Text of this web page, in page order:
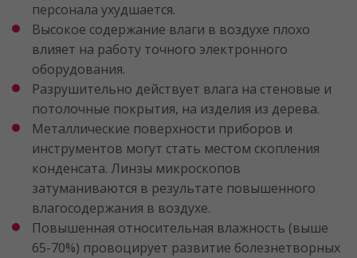
персонала ухудшается.
Высокое содержание влаги в воздухе плохо
влияет на работу точного электронного
оборудования.
Разрушительно действует влага на стеновые и
потолочные покрытия, на изделия из дерева.
Металлические поверхности приборов и
инструментов могут стать местом скопления
конденсата. Линзы микроскопов
затуманиваются в результате повышенного
влагосодержания в воздухе.
Повышенная относительная влажность (выше
65-70%) провоцирует развитие болезнетворных